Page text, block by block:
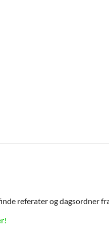
referater og dagsordner